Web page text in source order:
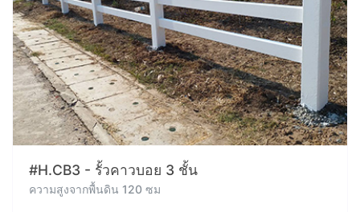
#H.CB3 - รั้วคาวบอย 3 ชั้น
ความสูงจากพื้นดิน 120 ซม